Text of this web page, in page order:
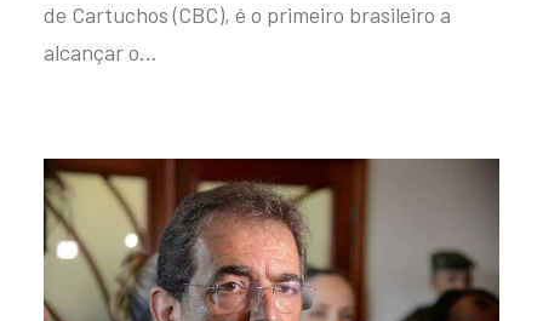
de Cartuchos (CBC), é o primeiro brasileiro a
alcançar o…